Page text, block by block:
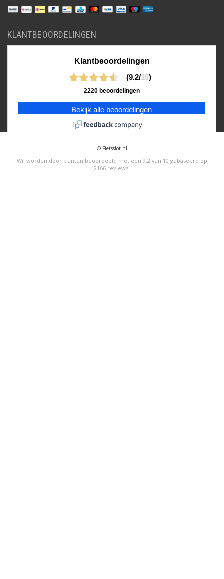
KLANTBEOORDELINGEN
Klantbeoordelingen
(9.2/10)
2220 beoordelingen
Bekijk alle beoordelingen
© Fietsslot.nl
Wij worden door klanten beoordeeld met een 9,2 van 10 gebaseerd op
2166 reviews.